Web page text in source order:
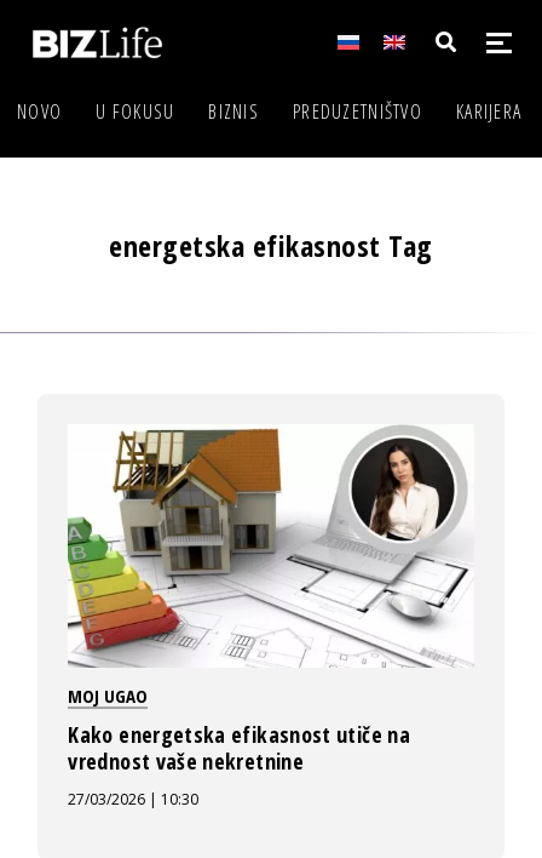
NOVO U FOKUSU BIZNIS PREDUZETNIŠTVO KARIJERA
energetska efikasnost Tag
MOJ UGAO
Kako energetska efikasnost utiče na
vrednost vaše nekretnine
27/03/2026 | 10:30